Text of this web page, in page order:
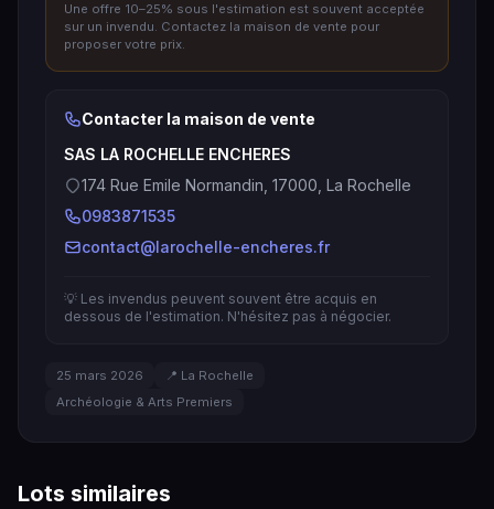
Une offre 10–25% sous l'estimation est souvent acceptée
sur un invendu. Contactez la maison de vente pour
proposer votre prix.
Contacter la maison de vente
SAS LA ROCHELLE ENCHERES
174 Rue Emile Normandin, 17000, La Rochelle
0983871535
contact@larochelle-encheres.fr
💡 Les invendus peuvent souvent être acquis en
dessous de l'estimation. N'hésitez pas à négocier.
25 mars 2026
📍 La Rochelle
Archéologie & Arts Premiers
Lots similaires